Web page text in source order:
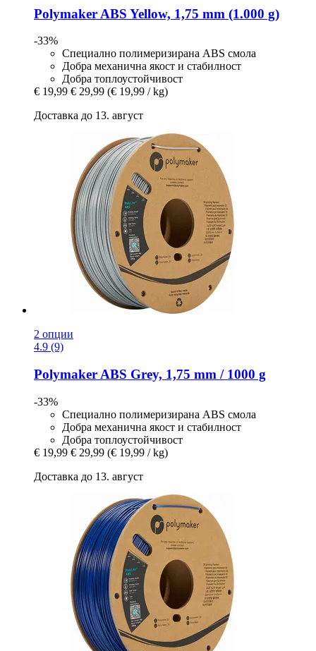
Polymaker ABS Yellow, 1,75 mm (1.000 g)
-33%
Специално полимеризирана ABS смола
Добра механична якост и стабилност
Добра топлоустойчивост
€ 19,99 € 29,99 (€ 19,99 / kg)
Доставка до 13. август
2 опции
4.9 (9)
Polymaker ABS Grеy, 1,75 mm / 1000 g
-33%
Специално полимеризирана ABS смола
Добра механична якост и стабилност
Добра топлоустойчивост
€ 19,99 € 29,99 (€ 19,99 / kg)
Доставка до 13. август